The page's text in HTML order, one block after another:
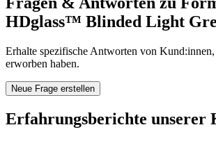
HDglass™ Blinded Light
Erhalte spezifische Antworten von
erworben haben.
Neue Frage erstellen
Erfahrungsberichte unserer